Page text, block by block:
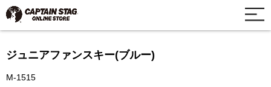
ジュニアファンスキー(ブルー)
M-1515